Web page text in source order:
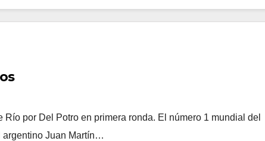
por Del Potro en primera ronda. El número 1 mundial del
argentino Juan Martín…